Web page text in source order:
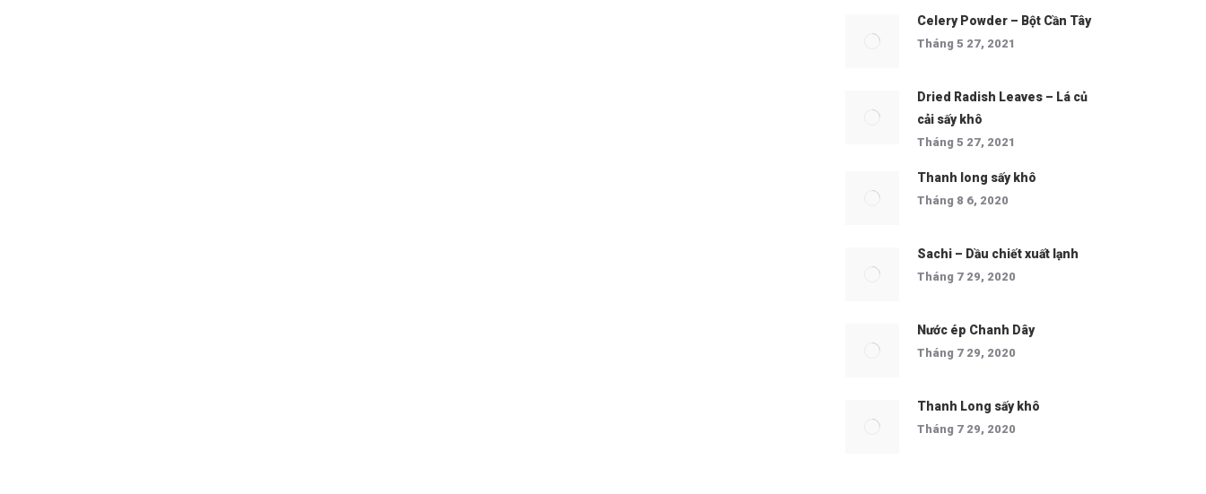
Celery Powder – Bột Cần Tây
Tháng 5 27, 2021
Dried Radish Leaves – Lá củ
cải sấy khô
Tháng 5 27, 2021
Thanh long sấy khô
Tháng 8 6, 2020
Sachi – Dầu chiết xuất lạnh
Tháng 7 29, 2020
Nước ép Chanh Dây
Tháng 7 29, 2020
Thanh Long sấy khô
Tháng 7 29, 2020